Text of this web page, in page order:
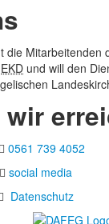
die Mitarbeitenden
EKD und will den
0561 739 4052
social media
Datenschutz